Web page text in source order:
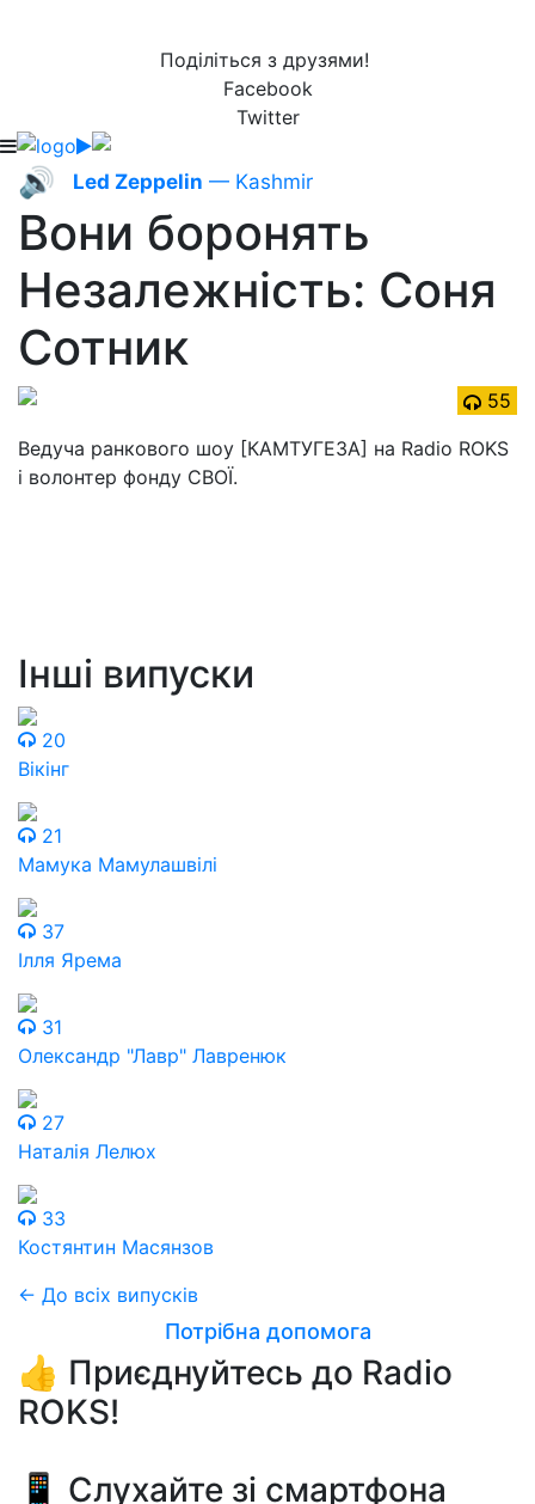
Поділіться з друзями!
Facebook
Twitter
🔊 Led Zeppelin — Kashmir
Вони боронять
Незалежність: Соня
Сотник
55
Ведуча ранкового шоу [КАМТУГЕЗА] на Radio ROKS
і волонтер фонду СВОЇ.
Інші випуски
20
Вікінг
21
Мамука Мамулашвілі
37
Ілля Ярема
31
Олександр "Лавр" Лавренюк
27
Наталія Лелюх
33
Костянтин Масянзов
← До всіх випусків
Потрібна допомога
👍 Приєднуйтесь до Radio
ROKS!
📱 Слухайте зі смартфона